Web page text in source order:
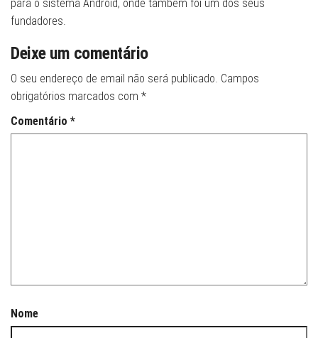
para o sistema Android, onde também foi um dos seus
fundadores.
Deixe um comentário
O seu endereço de email não será publicado. Campos
obrigatórios marcados com *
Comentário *
Nome